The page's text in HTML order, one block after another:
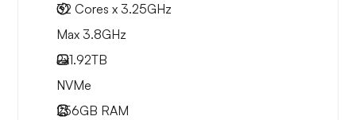
32 Cores x 3.25GHz
Max 3.8GHz
2x1.92TB
NVMe
256GB RAM